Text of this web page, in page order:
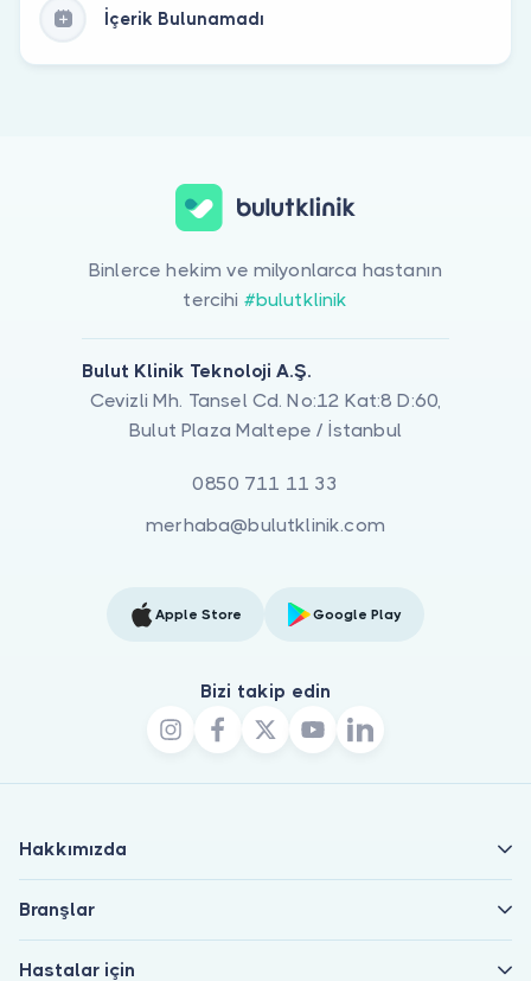
İçerik Bulunamadı
Binlerce hekim ve milyonlarca hastanın
tercihi #bulutklinik
Bulut Klinik Teknoloji A.Ş.
Cevizli Mh. Tansel Cd. No:12 Kat:8 D:60,
Bulut Plaza Maltepe / İstanbul
0850 711 11 33
merhaba@bulutklinik.com
Apple Store Google Play
Bizi takip edin
Hakkımızda
Branşlar
Hastalar için